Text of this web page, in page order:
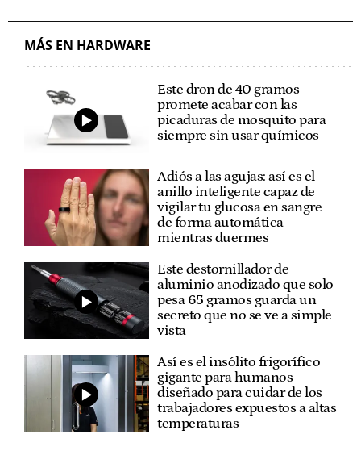
MÁS EN HARDWARE
Este dron de 40 gramos
promete acabar con las
picaduras de mosquito para
siempre sin usar químicos
Adiós a las agujas: así es el
anillo inteligente capaz de
vigilar tu glucosa en sangre
de forma automática
mientras duermes
Este destornillador de
aluminio anodizado que solo
pesa 65 gramos guarda un
secreto que no se ve a simple
vista
Así es el insólito frigorífico
gigante para humanos
diseñado para cuidar de los
trabajadores expuestos a altas
temperaturas